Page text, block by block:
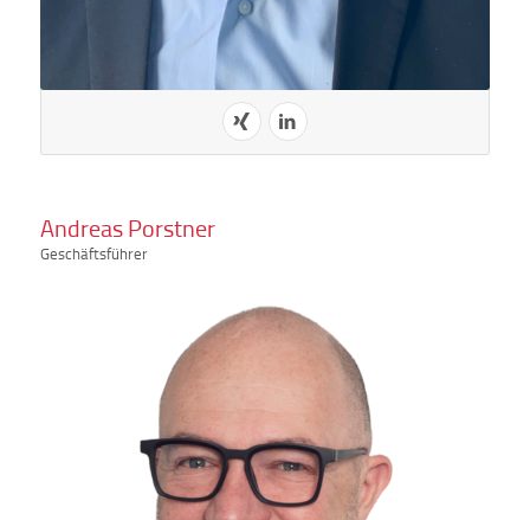
Andreas Porstner
Geschäftsführer